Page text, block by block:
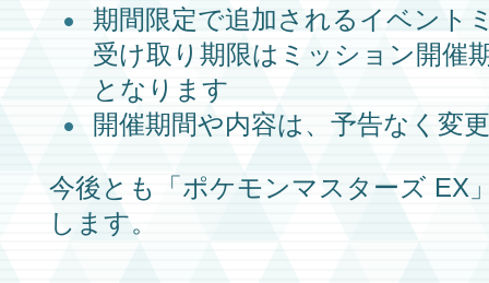
期間限定で追加されるイベント
受け取り期限はミッション開催
となります
開催期間や内容は、予告なく変
今後とも
「ポケモンマスターズ EX
します。